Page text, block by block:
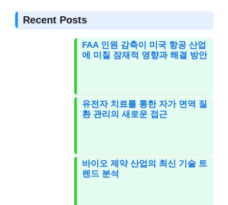
Recent Posts
FAA 인원 감축이 미국 항공 산업
에 미칠 잠재적 영향과 해결 방안
유전자 치료를 통한 자가 면역 질
환 관리의 새로운 접근
바이오 제약 산업의 최신 기술 트
렌드 분석